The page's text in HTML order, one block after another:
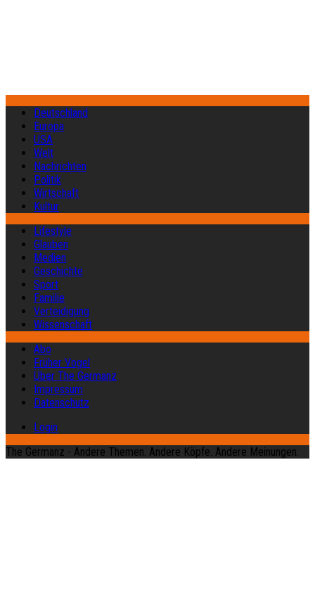
Deutschland
Europa
USA
Welt
Nachrichten
Politik
Wirtschaft
Kultur
Lifestyle
Glauben
Medien
Geschichte
Sport
Familie
Verteidigung
Wissenschaft
Abo
Früher Vogel
Über The Germanz
Impressum
Datenschutz
Login
The Germanz - Andere Themen. Andere Köpfe. Andere Meinungen.